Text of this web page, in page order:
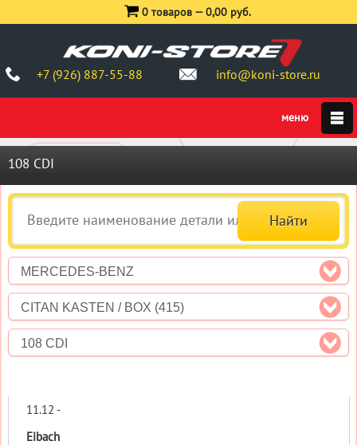
+7 (926) 887-55-88 info@koni-store.ru
0 товаров —0,00 руб.
108 CDI
MERCEDES-BENZ
CITAN KASTEN / BOX (415)
108 CDI
11.12 -
Eibach